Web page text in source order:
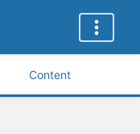
Content